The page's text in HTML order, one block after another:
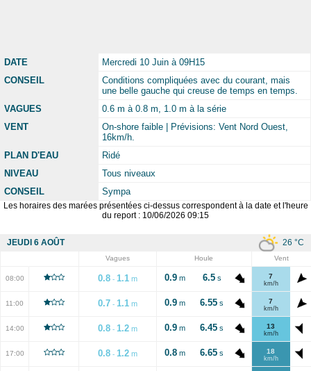
DATE
Mercredi 10 Juin à 09H15
CONSEIL
Conditions compliquées avec du courant, mais
une belle gauche qui creuse de temps en temps.
VAGUES
0.6 m à 0.8 m, 1.0 m à la série
VENT
On-shore faible | Prévisions: Vent Nord Ouest,
16km/h.
PLAN D'EAU
Ridé
NIVEAU
Tous niveaux
CONSEIL
Sympa
Les horaires des marées présentées ci-dessus correspondent à la date et l'heure
du report : 10/06/2026 09:15
26 °C
JEUDI 6 AOÛT
Vagues Houle Vent
08:00 0.8 - 1.1 m 0.9 m 6.5 s 7
km/h
11:00 0.7 - 1.1 m 0.9 m 6.55 s 7
km/h
14:00 0.8 - 1.2 m 0.9 m 6.45 s 13
km/h
17:00 0.8 - 1.2 m 0.8 m 6.65 s 18
km/h